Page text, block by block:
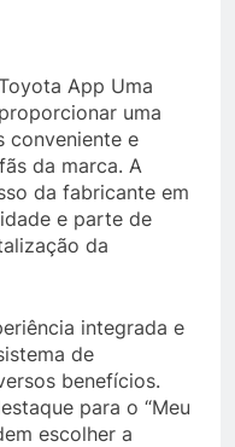
App Uma
uma
conveniente e
da marca. A
da fabricante em
e parte de
da
integrada e
de
benefícios.
para o “Meu
escolher a